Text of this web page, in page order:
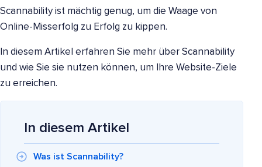
Scannability ist mächtig genug, um die Waage von
Online-Misserfolg zu Erfolg zu kippen.
In diesem Artikel erfahren Sie mehr über Scannability
und wie Sie sie nutzen können, um Ihre Website-Ziele
zu erreichen.
In diesem Artikel
Was ist Scannability?